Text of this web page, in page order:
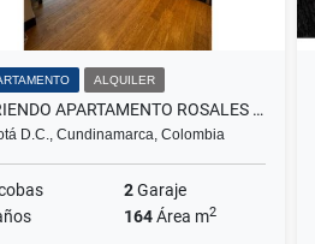
ALQUILER
ARRIENDO APARTAMENTO ROSALES BOGOTA
D.C., Cundinamarca, Colombia
2Garaje
164Área m2